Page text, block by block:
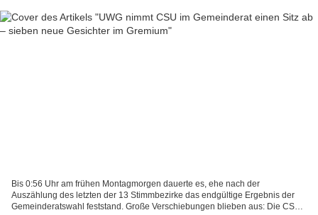
Bis 0:56 Uhr am frühen Montagmorgen dauerte es, ehe nach der
Auszählung des letzten der 13 Stimmbezirke das endgültige Ergebnis der
Gemeinderatswahl feststand. Große Verschiebungen blieben aus: Die CSU